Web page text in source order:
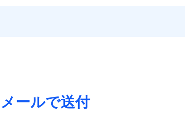
ールで送付